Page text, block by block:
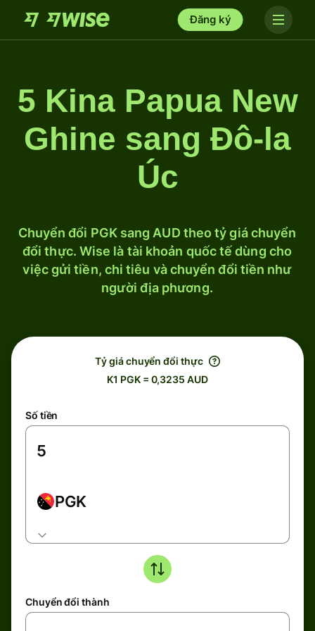
Đăng ký
5 Kina Papua New
Ghine sang Đô-la
Úc
Chuyển đổi PGK sang AUD theo tỷ giá chuyển
đổi thực. Wise là tài khoản quốc tế dùng cho
việc gửi tiền, chi tiêu và chuyển đổi tiền như
người địa phương.
Tỷ giá chuyển đổi thực
K1 PGK = 0,3235 AUD
Số tiền
PGK
Chuyển đổi thành